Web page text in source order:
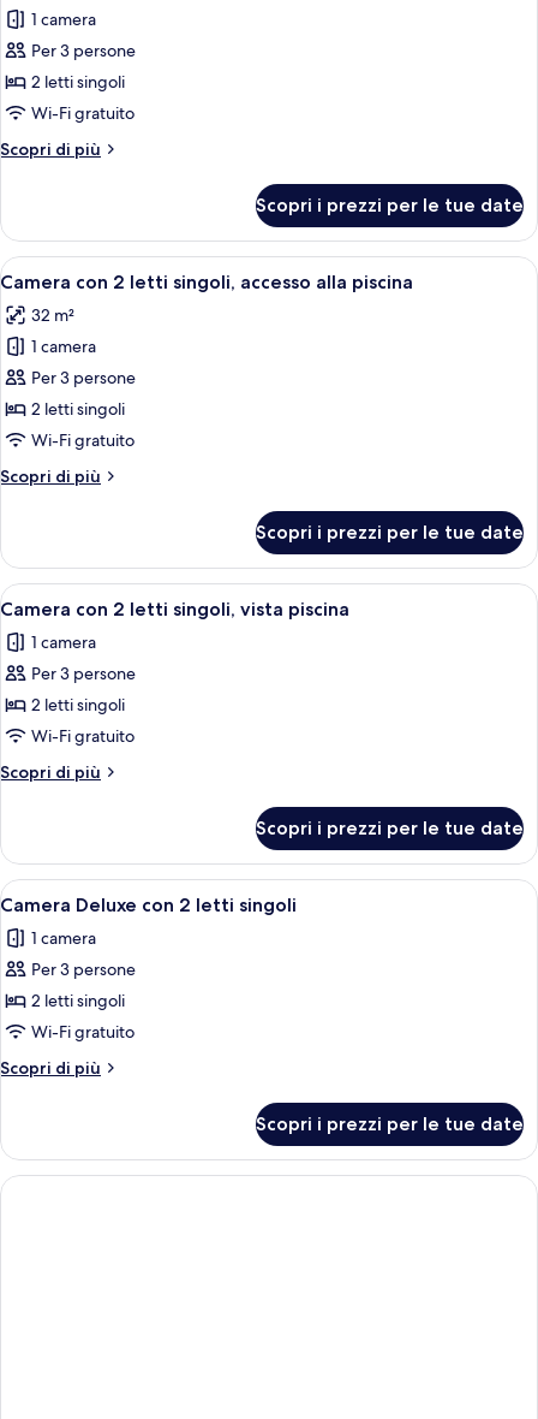
foto
per
Camera
con
letti
mare
1 camera
Per 3 persone
2 letti singoli
Wi-Fi gratuito
Scopri di più
Altri
con
letti
vista
mare
Scopri i prezzi per le tue date
Apri
tutte
le
foto
per
Camera
con
letti
alla
piscina
Camera con 2 letti singoli, accesso
4
Camera con 2 letti singoli, accesso alla piscina
32 m²
1 camera
Per 3 persone
2 letti singoli
Wi-Fi gratuito
Scopri di più
Altri
con
letti
accesso
alla
Scopri i prezzi per le tue date
Apri
tutte
le
foto
per
Camera
con
2
singoli,
vista
piscina
Camera con 2 letti singoli, vista
5
Camera con 2 letti singoli, vista piscina
1 camera
Per 3 persone
2 letti singoli
Wi-Fi gratuito
Scopri di più
Altri
con
letti
vista
piscina
Scopri i prezzi per le tue date
Apri
tutte
le
foto
per
Camera
Deluxe
con
letti
singoli
Una camera d'albergo con un letto,
4
Camera Deluxe con 2 letti singoli
1 camera
Per 3 persone
2 letti singoli
Wi-Fi gratuito
Scopri di più
Altri
Deluxe
con
2
Scopri i prezzi per le tue date